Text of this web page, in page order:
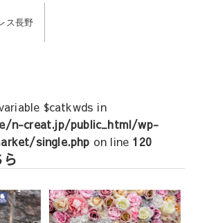
ス長野
$catkwds in
n-creat.jp/public_html/wp-
single.php on line 120